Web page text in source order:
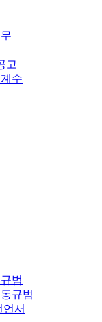
고
수
범
규범
서